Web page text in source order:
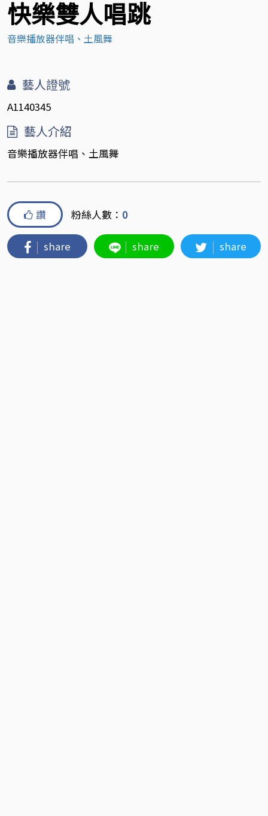
快樂雙人唱跳
音樂播放器伴唱、土風舞
藝人證號
A1140345
藝人介紹
音樂播放器伴唱、土風舞
讚 粉絲人數： 0
share share share